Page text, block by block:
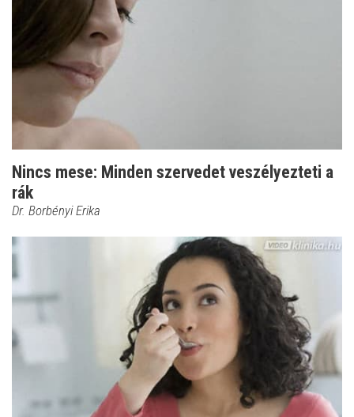
Nincs mese: Minden szervedet veszélyezteti a
rák
Dr. Borbényi Erika